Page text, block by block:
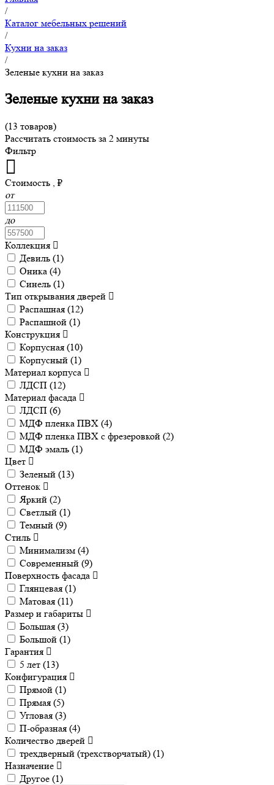
/
Каталог мебельных решений
/
Кухни на заказ
/
Зеленые кухни на заказ
Зеленые кухни на заказ
(13 товаров)
Рассчитать стоимость за 2 минуты
Фильтр
Стоимость , ₽
от
до
Коллекция
Девиль (1)
Оника (4)
Синель (1)
Тип открывания дверей
Распашная (12)
Распашной (1)
Конструкция
Корпусная (10)
Корпусный (1)
Материал корпуса
ЛДСП (12)
Материал фасада
ЛДСП (6)
МДФ пленка ПВХ (4)
МДФ пленка ПВХ с фрезеровкой (2)
МДФ эмаль (1)
Цвет
Зеленый (13)
Оттенок
Яркий (2)
Светлый (1)
Темный (9)
Стиль
Минимализм (4)
Современный (9)
Поверхность фасада
Глянцевая (1)
Матовая (11)
Размер и габариты
Большая (3)
Большой (1)
Гарантия
5 лет (13)
Конфигурация
Прямой (1)
Прямая (5)
Угловая (3)
П-образная (4)
Количество дверей
трехдверный (трехстворчатый) (1)
Назначение
Другое (1)